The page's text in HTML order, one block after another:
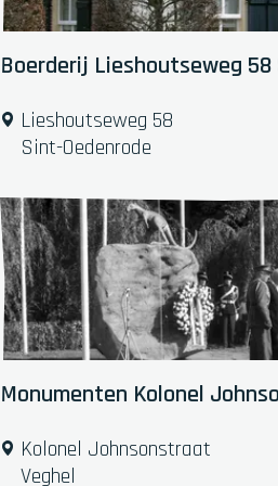
e
p
Boerderij Lieshoutseweg 58
B
r
d
e
r
i
j
L
i
s
Lieshoutseweg 58
Sint-Oedenrode
Monumenten Kolonel
M Kolonel Johnsonstraat
Veghel